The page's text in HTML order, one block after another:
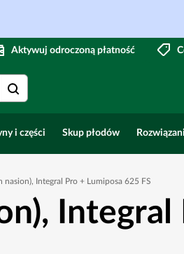
Aktywuj odroczoną płatność
i części Skup płodów
Integral Pro + Lumiposa 625 FS
Integral